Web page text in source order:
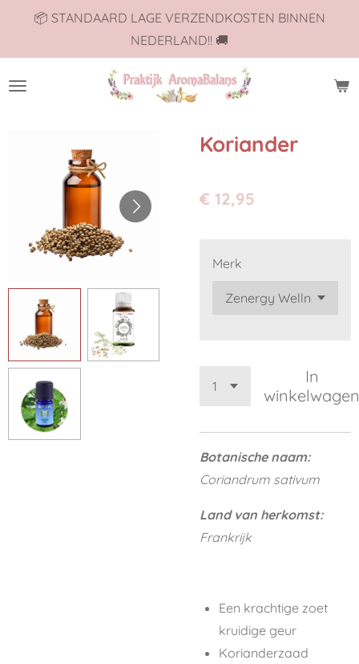
de
📦 STANDAARD LAGE VERZENDKOSTEN BINNEN
NEDERLAND!! 🚚
Koriander
€ 12,95
Merk
In
winkelwagen
Botanische naam:
Coriandrum sativum
Land van herkomst:
Frankrijk
Een krachtige zoet
kruidige geur
Korianderzaad